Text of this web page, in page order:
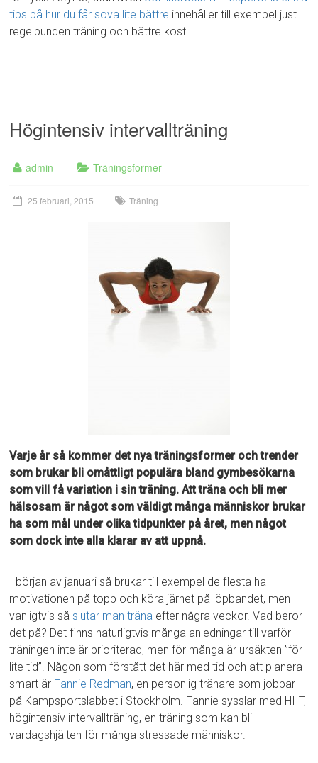
tips på hur du får sova lite bättre innehåller till exempel just
regelbunden träning och bättre kost.
Högintensiv intervallträning
admin Träningsformer
25 februari, 2015 Träning
Varje år så kommer det nya träningsformer och trender
som brukar bli omåttligt populära bland gymbesökarna
som vill få variation i sin träning. Att träna och bli mer
hälsosam är något som väldigt många människor brukar
ha som mål under olika tidpunkter på året, men något
som dock inte alla klarar av att uppnå.
I början av januari så brukar till exempel de flesta ha
motivationen på topp och köra järnet på löpbandet, men
vanligtvis såslutar man träna efter några veckor. Vad beror
det på? Det finns naturligtvis många anledningar till varför
träningen inte är prioriterad, men för många är ursäkten ”för
lite tid”. Någon som förstått det här med tid och att planera
smart är Fannie Redman, en personlig tränare som jobbar
på Kampsportslabbet i Stockholm. Fannie sysslar med HIIT,
högintensiv intervallträning, en träning som kan bli
vardagshjälten för många stressade människor.